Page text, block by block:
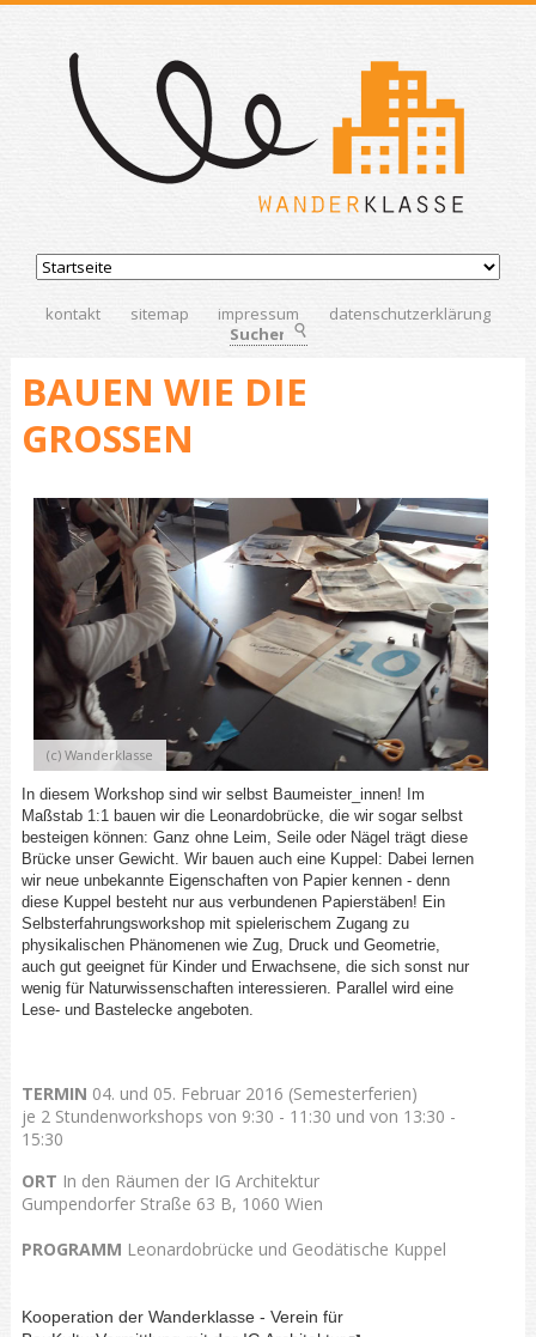
kontakt sitemap impressum datenschutzerklärung
BAUEN WIE DIE
GROSSEN
(c) Wanderklasse
In diesem Workshop sind wir selbst Baumeister_innen! Im
Maßstab 1:1 bauen wir die Leonardobrücke, die wir sogar selbst
besteigen können: Ganz ohne Leim, Seile oder Nägel trägt diese
Brücke unser Gewicht. Wir bauen auch eine Kuppel: Dabei lernen
wir neue unbekannte Eigenschaften von Papier kennen - denn
diese Kuppel besteht nur aus verbundenen Papierstäben! Ein
Selbsterfahrungsworkshop mit spielerischem Zugang zu
physikalischen Phänomenen wie Zug, Druck und Geometrie,
auch gut geeignet für Kinder und Erwachsene, die sich sonst nur
wenig für Naturwissenschaften interessieren. Parallel wird eine
Lese- und Bastelecke angeboten.
TERMIN 04. und 05. Februar 2016 (Semesterferien)
je 2 Stundenworkshops von 9:30 - 11:30 und von 13:30 -
15:30
ORT In den Räumen der IG Architektur
Gumpendorfer Straße 63 B, 1060 Wien
PROGRAMM Leonardobrücke und Geodätische Kuppel
Kooperation der Wanderklasse - Verein für